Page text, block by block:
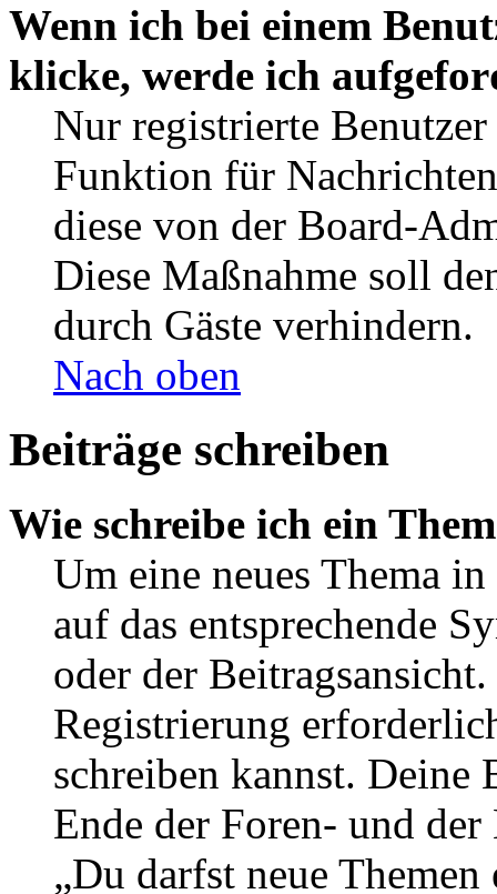
Wenn ich bei einem
klicke, werde ich
Nur registrierte
Funktion für
diese von der Board-
Diese Maßnahme soll
durch Gäste verhindern.
Nach oben
Beiträge schreiben
Wie schreibe ich ein
Um eine neues Thema
auf das entsprechende
oder der
Registrierung
schreiben kannst. Deine
Ende der Foren- und
„Du darfst neue